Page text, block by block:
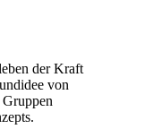
der Kraft
von